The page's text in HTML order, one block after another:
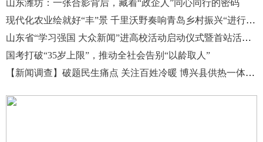
山东潍坊：一张合影背后，藏着“政企人”同心同行的密码
现代化农业绘就好“丰”景 千里沃野奏响青岛乡村振兴“进行曲”
山东省“学习强国 大众新闻”进高校活动启动仪式暨首站活动在滨州医学院举行
国考打破“35岁上限”，推动全社会告别“以龄取人”
【新闻调查】‌破题民生痛点 关注百姓冷暖 博兴县供热一体化改革纪实